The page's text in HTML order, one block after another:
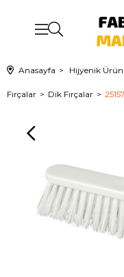
Anasayfa Hijyenik
Fırçalar Dik Fırçalar